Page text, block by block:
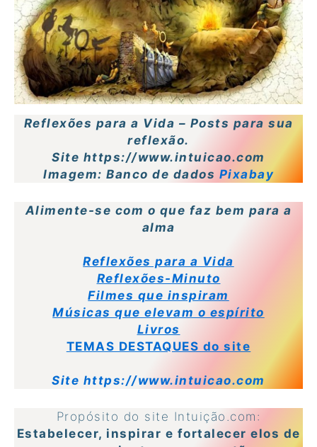
Reflexões para a Vida – Posts para sua
reflexão.
Site https://www.intuicao.com
Imagem: Banco de dados Pixabay
Alimente-se com o que faz bem para a
alma
Reflexões para a Vida
Reflexões-Minuto
Filmes que inspiram
Músicas que elevam o espírito
Livros
TEMAS DESTAQUES do site
Site https://www.intuicao.com
Propósito do site Intuição.com:
Estabelecer, inspirar e fortalecer elos de